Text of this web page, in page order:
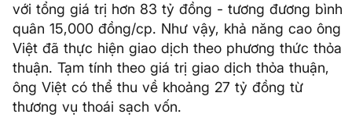
với tổng giá trị hơn 83 tỷ đồng - tương đương bình
quân 15,000 đồng/cp. Như vậy, khả năng cao ông
Việt đã thực hiện giao dịch theo phương thức thỏa
thuận. Tạm tính theo giá trị giao dịch thỏa thuận,
ông Việt có thể thu về khoảng 27 tỷ đồng từ
thương vụ thoái sạch vốn.